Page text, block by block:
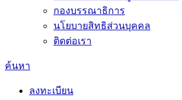
กองบรรณาธิการ
นโยบายสิทธิส่วนบุคคล
ติดต่อเรา
ค้นหา
ลงทะเบียน